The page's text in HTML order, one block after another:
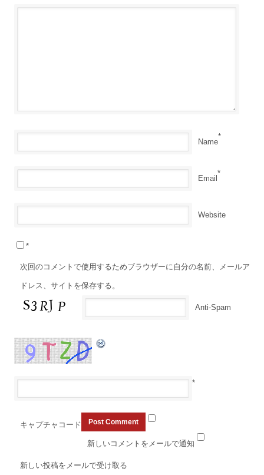
Name
*
Email
*
Website
次回のコメントで使用するためブラウザーに自分の名前、メールア
ドレス、サイトを保存する。
Anti-Spam
*
キャプチャコード
*
新しいコメントをメールで通知
新しい投稿をメールで受け取る